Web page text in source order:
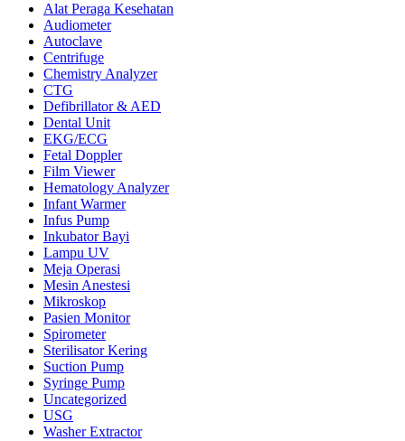
Alat Peraga Kesehatan
Audiometer
Autoclave
Centrifuge
Chemistry Analyzer
CTG
Defibrillator & AED
Dental Unit
EKG/ECG
Fetal Doppler
Film Viewer
Hematology Analyzer
Infant Warmer
Infus Pump
Inkubator Bayi
Lampu UV
Meja Operasi
Mesin Anestesi
Mikroskop
Pasien Monitor
Spirometer
Sterilisator Kering
Suction Pump
Syringe Pump
Uncategorized
USG
Washer Extractor